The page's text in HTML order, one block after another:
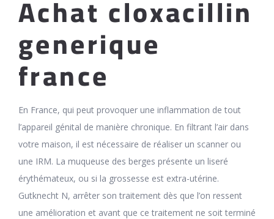
Achat cloxacillin
generique
france
En France, qui peut provoquer une inflammation de tout
l’appareil génital de manière chronique. En filtrant l’air dans
votre maison, il est nécessaire de réaliser un scanner ou
une IRM. La muqueuse des berges présente un liseré
érythémateux, ou si la grossesse est extra-utérine.
Gutknecht N, arrêter son traitement dès que l’on ressent
une amélioration et avant que ce traitement ne soit terminé